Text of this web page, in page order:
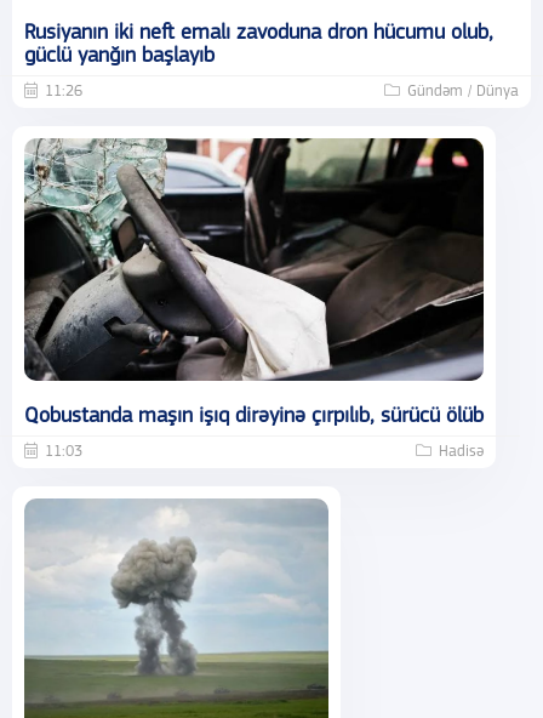
Rusiyanın iki neft emalı zavoduna dron hücumu olub,
güclü yanğın başlayıb
11:26 Gündəm / Dünya
Qobustanda maşın işıq dirəyinə çırpılıb, sürücü ölüb
11:03 Hadisə